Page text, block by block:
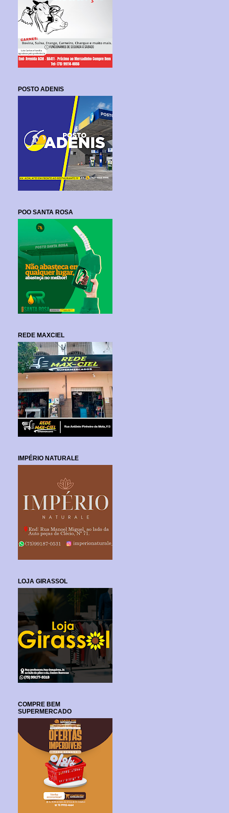
POSTO ADENIS
POO SANTA ROSA
REDE MAXCIEL
IMPÉRIO NATURALE
LOJA GIRASSOL
COMPRE BEM
SUPERMERCADO